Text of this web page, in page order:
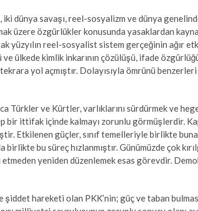
dünya savaşı, reel-sosyalizm ve dünya
üzere özgürlükler konusunda yasaklardan
reel-sosyalist sistem gerçeğinin ağır
ülkede kimlik inkarının çözülüşü, ifade
yol açmıştır. Dolayısıyla ömrünü
ve Kürtler, varlıklarını sürdürmek ve
bir ittifak içinde kalmayı zorunlu görmüşlerdir.
Etkilenen güçler, sınıf temelleriyle birlikte
bu süreç hızlanmıştır. Günümüzde çok
yeniden düzenlemek esas görevdir.
hareketi olan PKK’nin; güç ve taban